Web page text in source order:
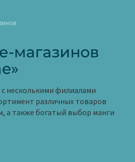
магазинов
несколькими филиалами
различных товаров
а также богатый выбор манги